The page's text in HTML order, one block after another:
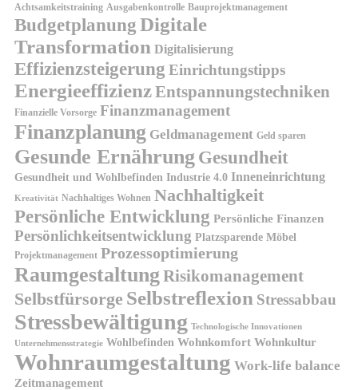
Achtsamkeitstraining Ausgabenkontrolle Bauprojektmanagement
BudgetplanungDigitale
Transformation Digitalisierung
Effizienzsteigerung Einrichtungstipps
EnergieeffizienzEntspannungstechniken
Finanzielle Vorsorge Finanzmanagement
Finanzplanung Geldmanagement Geld sparen
Gesunde Ernährung Gesundheit
Gesundheit und Wohlbefinden Industrie 4.0 Inneneinrichtung
Kreativität Nachhaltiges Wohnen Nachhaltigkeit
Persönliche Entwicklung Persönliche Finanzen
Persönlichkeitsentwicklung Platzsparende Möbel
Projektmanagement Prozessoptimierung
Raumgestaltung Risikomanagement
Selbstfürsorge Selbstreflexion Stressabbau
Stressbewältigung Technologische Innovationen
Unternehmensstrategie Wohlbefinden Wohnkomfort Wohnkultur
Wohnraumgestaltung Work-life balance
Zeitmanagement